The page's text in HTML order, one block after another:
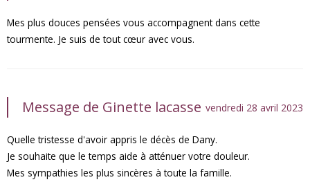
Mes plus douces pensées vous accompagnent dans cette
tourmente. Je suis de tout cœur avec vous.
Message de Ginette lacasse vendredi 28 avril 2023
Quelle tristesse d'avoir appris le décès de Dany.
Je souhaite que le temps aide à atténuer votre douleur.
Mes sympathies les plus sincères à toute la famille.